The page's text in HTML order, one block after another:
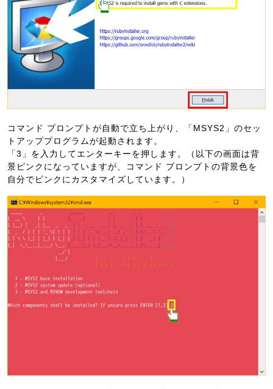
コマンド プロンプトが自動で立ち上がり、「MSYS2」のセッ
トアッププログラムが起動されます。
「3」を入力してエンターキーを押します。（以下の画面は背
景ピンクになっていますが、コマンド プロンプトの背景色を
自分でピンクにカスタマイズしています。）